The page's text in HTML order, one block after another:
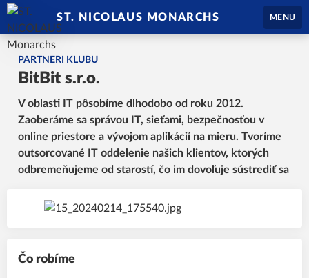
ST. NICOLAUS MONARCHS MENU
PARTNERI KLUBU
BitBit s.r.o.
V oblasti IT pôsobíme dlhodobo od roku 2012.
Zaoberáme sa správou IT, sieťami, bezpečnosťou v
online priestore a vývojom aplikácií na mieru. Tvoríme
outsorcované IT oddelenie našich klientov, ktorých
odbremeňujeme od starostí, čo im dovoľuje sústrediť sa
Čo robíme